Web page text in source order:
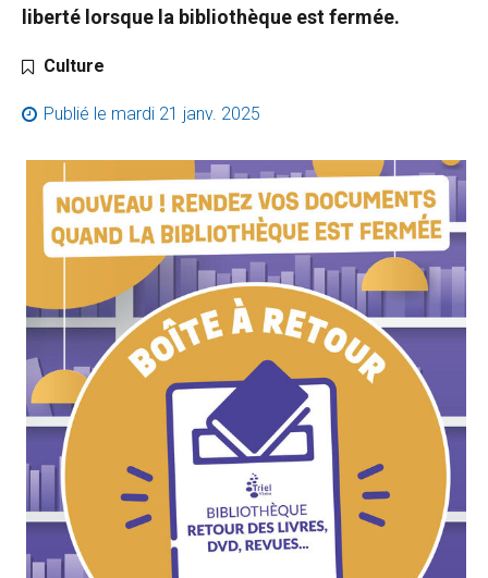
liberté lorsque la bibliothèque est fermée.
Catégorie :
Culture
Publié le mardi 21 janv. 2025